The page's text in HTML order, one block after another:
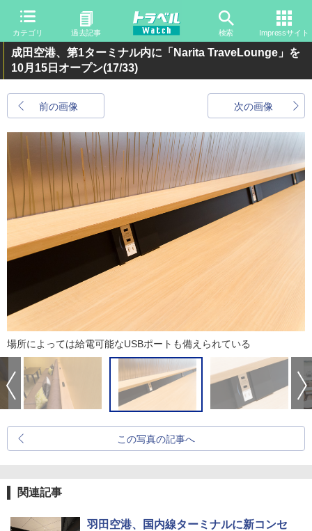
カテゴリ 過去記事 検索 Impressサイト
成田空港、第1ターミナル内に「Narita TraveLounge」を
10月15日オープン(17/33)
前の画像 次の画像
場所によっては給電可能なUSBポートも備えられている
この写真の記事へ
関連記事
羽田空港、国内線ターミナルに新コンセ